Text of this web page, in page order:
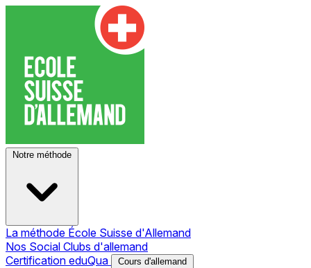
Notre méthode
La méthode École Suisse d'Allemand
Nos Social Clubs d'allemand
Certification eduQua
Cours d'allemand